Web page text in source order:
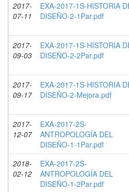
2017-
07-11
EXA-2017-1S-HISTORIA
DISEÑO-2-1Par.pdf
2017-
09-03
EXA-2017-1S-HISTORIA
DISEÑO-2-2Par.pdf
2017-
09-17
EXA-2017-1S-HISTORIA
DISEÑO-2-Mejora.pdf
2017-
12-07
EXA-2017-2S-
ANTROPOLOGÍA DEL
DISEÑO-1-1Par.pdf
2018-
02-12
EXA-2017-2S-
ANTROPOLOGÍA DEL
DISEÑO-1-2Par.pdf